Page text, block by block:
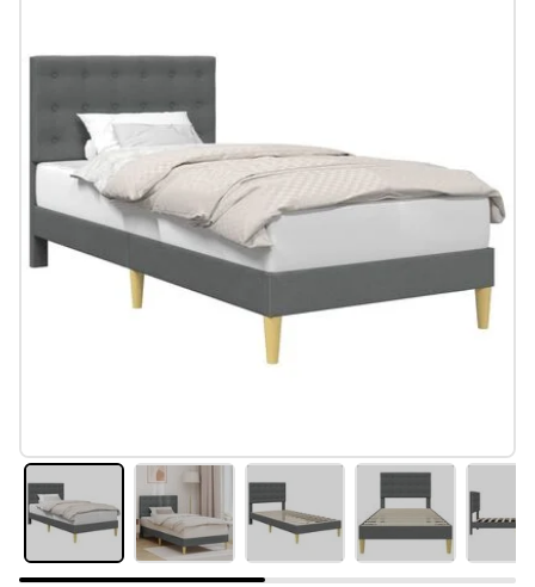
#sharemevidaxl